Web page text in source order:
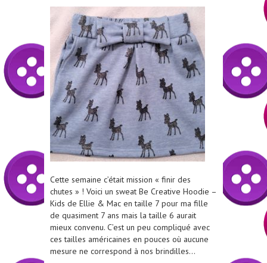
Cette semaine c’était mission « finir des
chutes » ! Voici un sweat Be Creative Hoodie –
Kids de Ellie & Mac en taille 7 pour ma fille
de quasiment 7 ans mais la taille 6 aurait
mieux convenu. C’est un peu compliqué avec
ces tailles américaines en pouces où aucune
mesure ne correspond à nos brindilles…